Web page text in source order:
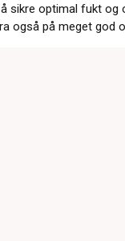
sikre optimal fukt og
også på meget god